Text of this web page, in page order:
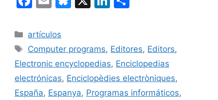
c
e
b
o
o
ai
l
s
k
y
e
dI
n
p
ar
tir
Categorías
artículos
Etiquetas
Computer programs, Editores, Editors,
Electronic encyclopedias, Enciclopedias
electrónicas, Enciclopèdies electròniques,
España, Espanya, Programas informáticos,